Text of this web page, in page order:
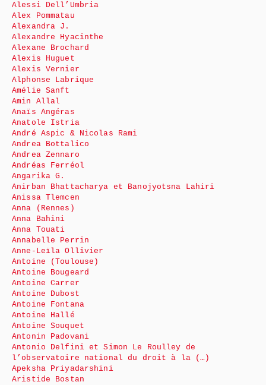
Alessi Dell’Umbria
Alex Pommatau
Alexandra J.
Alexandre Hyacinthe
Alexane Brochard
Alexis Huguet
Alexis Vernier
Alphonse Labrique
Amélie Sanft
Amin Allal
Anaïs Angéras
Anatole Istria
André Aspic & Nicolas Rami
Andrea Bottalico
Andrea Zennaro
Andréas Ferréol
Angarika G.
Anirban Bhattacharya et Banojyotsna Lahiri
Anissa Tlemcen
Anna (Rennes)
Anna Bahini
Anna Touati
Annabelle Perrin
Anne-Leïla Ollivier
Antoine (Toulouse)
Antoine Bougeard
Antoine Carrer
Antoine Dubost
Antoine Fontana
Antoine Hallé
Antoine Souquet
Antonin Padovani
Antonio Delfini et Simon Le Roulley de
l’observatoire national du droit à la (…)
Apeksha Priyadarshini
Aristide Bostan